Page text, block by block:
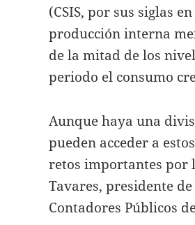
(CSIS, por sus siglas
producción interna
de la mitad de los
periodo el consumo
Aunque haya una
pueden acceder a
retos importantes por
Tavares, presidente
Contadores Públicos